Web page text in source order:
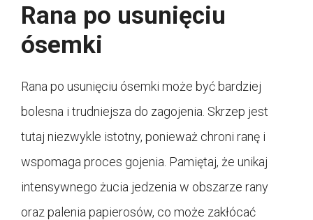
Rana po usunięciu
ósemki
Rana po usunięciu ósemki może być bardziej
bolesna i trudniejsza do zagojenia. Skrzep jest
tutaj niezwykle istotny, ponieważ chroni ranę i
wspomaga proces gojenia. Pamiętaj, że unikaj
intensywnego żucia jedzenia w obszarze rany
oraz palenia papierosów, co może zakłócać